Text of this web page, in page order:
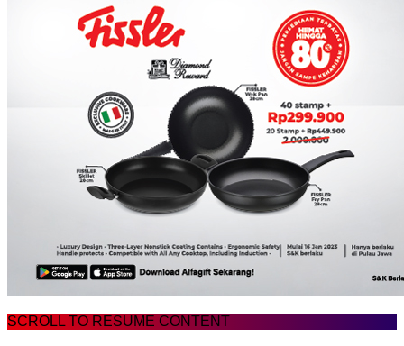
SCROLL TO RESUME CONTENT